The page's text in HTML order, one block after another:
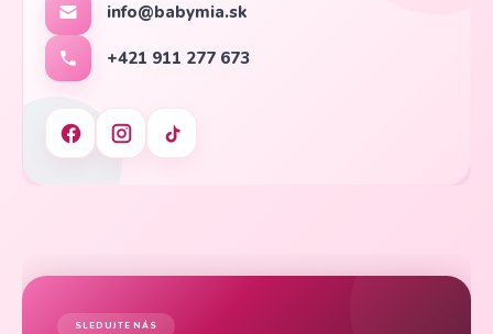
info@babymia.sk
+421 911 277 673
SLEDUJTE NÁS